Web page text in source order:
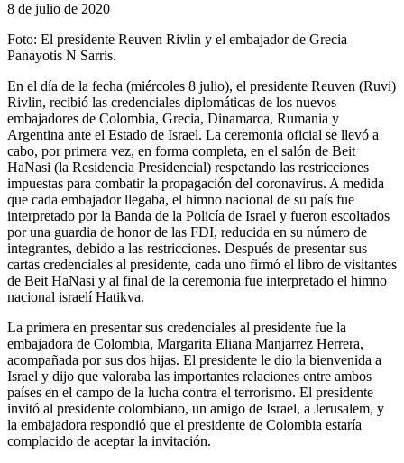
8 de julio de 2020
Foto: El presidente Reuven Rivlin y el embajador de Grecia
Panayotis N Sarris.
En el día de la fecha (miércoles 8 julio), el presidente Reuven (Ruvi)
Rivlin, recibió las credenciales diplomáticas de los nuevos
embajadores de Colombia, Grecia, Dinamarca, Rumania y
Argentina ante el Estado de Israel. La ceremonia oficial se llevó a
cabo, por primera vez, en forma completa, en el salón de Beit
HaNasi (la Residencia Presidencial) respetando las restricciones
impuestas para combatir la propagación del coronavirus. A medida
que cada embajador llegaba, el himno nacional de su país fue
interpretado por la Banda de la Policía de Israel y fueron escoltados
por una guardia de honor de las FDI, reducida en su número de
integrantes, debido a las restricciones. Después de presentar sus
cartas credenciales al presidente, cada uno firmó el libro de visitantes
de Beit HaNasi y al final de la ceremonia fue interpretado el himno
nacional israelí Hatikva.
La primera en presentar sus credenciales al presidente fue la
embajadora de Colombia, Margarita Eliana Manjarrez Herrera,
acompañada por sus dos hijas. El presidente le dio la bienvenida a
Israel y dijo que valoraba las importantes relaciones entre ambos
países en el campo de la lucha contra el terrorismo. El presidente
invitó al presidente colombiano, un amigo de Israel, a Jerusalem, y
la embajadora respondió que el presidente de Colombia estaría
complacido de aceptar la invitación.